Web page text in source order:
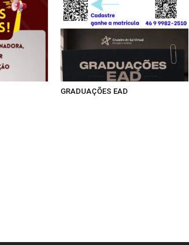
GRADUAÇÕES EAD